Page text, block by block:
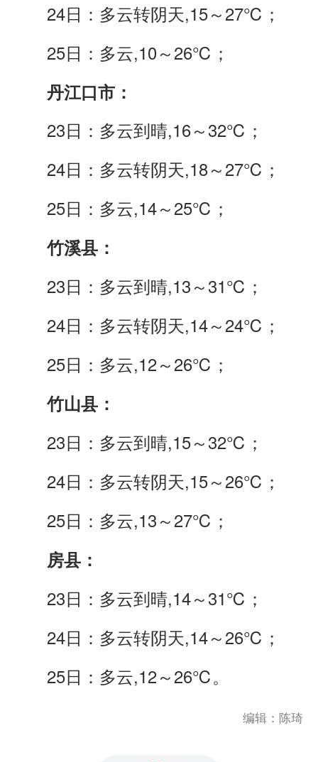
24日：多云转阴天,15～27℃；
25日：多云,10～26℃；
丹江口市：
23日：多云到晴,16～32℃；
24日：多云转阴天,18～27℃；
25日：多云,14～25℃；
竹溪县：
23日：多云到晴,13～31℃；
24日：多云转阴天,14～24℃；
25日：多云,12～26℃；
竹山县：
23日：多云到晴,15～32℃；
24日：多云转阴天,15～26℃；
25日：多云,13～27℃；
房县：
23日：多云到晴,14～31℃；
24日：多云转阴天,14～26℃；
25日：多云,12～26℃。
编辑：陈琦